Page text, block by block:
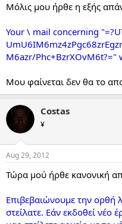
Μόλις μου ήρθε η εξής
Your \ mail concerning
M6azr/Phc+BzrXOvM6t?="
Μου φαίνεται δεν θα το
Costas
¥
Aug 29, 2012
Τώρα μού ήρθε κανονική
Επιβεβαιώνουμε την ορθή
στείλατε. Εάν εκδοθεί νέο